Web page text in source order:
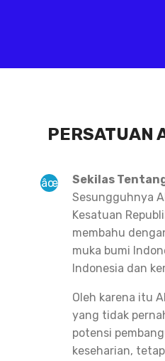
PERSATUAN
Sekilas
Sesungguhnya
Kesatuan
membahu
muka bumi
Indonesia dan
Oleh karena itu
yang tidak
potensi
keseharian,